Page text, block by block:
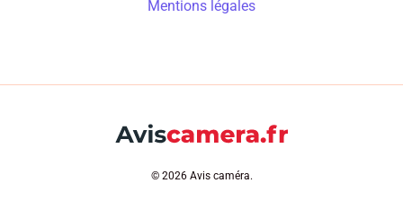
Mentions légales
© 2026 Avis caméra.